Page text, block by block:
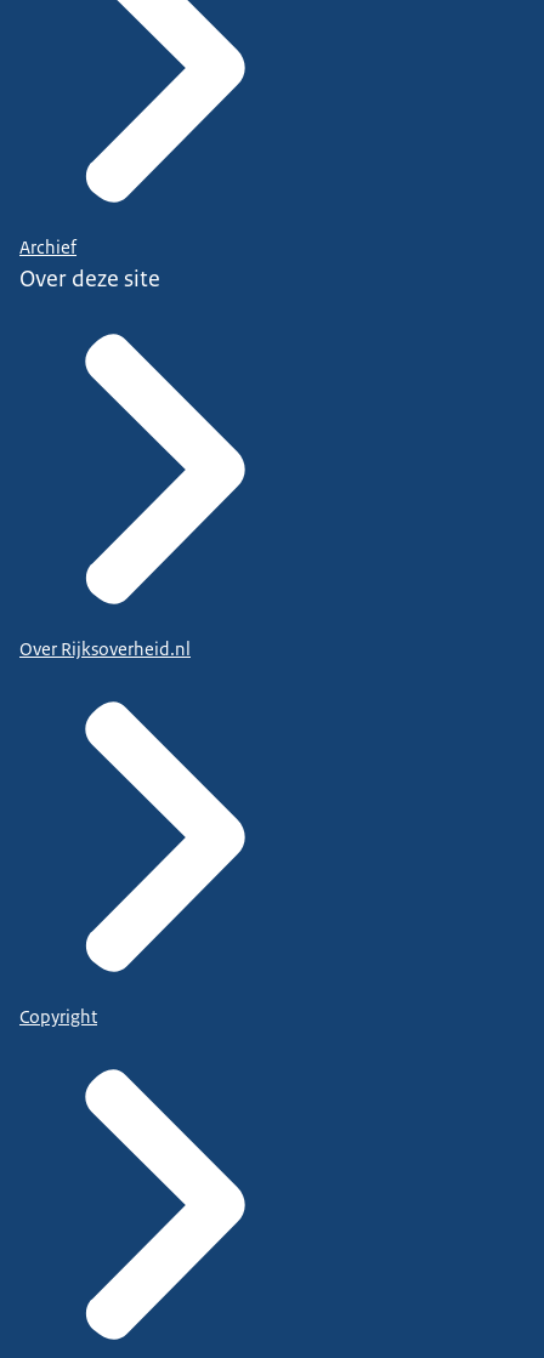
Archief
Over deze site
Over Rijksoverheid.nl
Copyright